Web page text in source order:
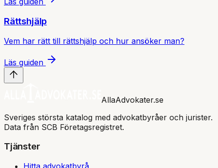
Rättshjälp
Vem har rätt till rättshjälp och hur ansöker man?
Läs guiden
AllaAdvokater.se
Sveriges största katalog med advokatbyråer och jurister.
Data från SCB Företagsregistret.
Tjänster